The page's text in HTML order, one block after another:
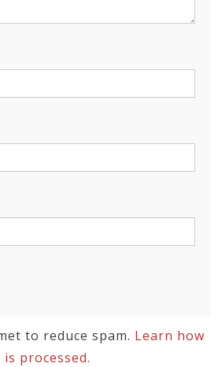
to reduce spam. Learn how
processed.